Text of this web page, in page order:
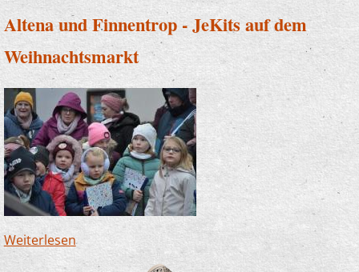
Altena und Finnentrop - JeKits auf dem
Weihnachtsmarkt
Weiterlesenüber Altena und Finnentrop - JeKits auf dem
Weihnachtsmarkt